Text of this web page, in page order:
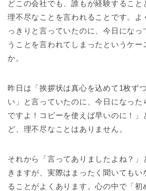
どこの会社でも、誰もが経験すること
理不尽なことを言われることです。よ
っきりと言っていたのに、今日になっ
うことを言われてしまったというケー
か。
昨日は「挨拶状は真心を込めて1枚ず
い」と言っていたのに、今日になった
ですよ！コピーを使えば早いのに！」
ど、理不尽なことはありません。
それから「言ってありましたよね？」
きますが、実際はまったく聞いても
ることがよくあります。心の中で「初